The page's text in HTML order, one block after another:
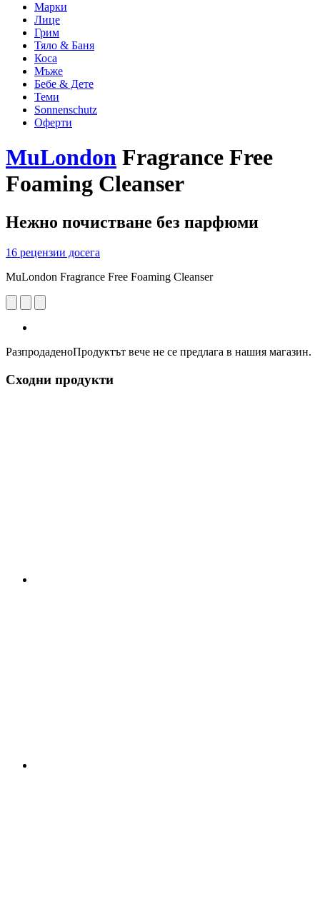
Марки
Лице
Грим
Тяло & Баня
Коса
Мъже
Бебе & Дете
Теми
Sonnenschutz
Оферти
MuLondon Fragrance Free
Foaming Cleanser
Нежно почистване без парфюми
16 рецензии досега
MuLondon Fragrance Free Foaming Cleanser
РазпродаденоПродуктът вече не се предлага в нашия магазин.
Сходни продукти